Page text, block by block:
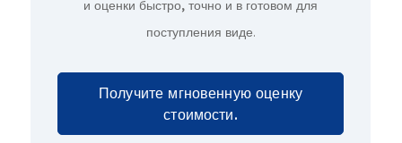
и оценки быстро, точно и в готовом для
поступления виде.
Получите мгновенную оценку
стоимости.